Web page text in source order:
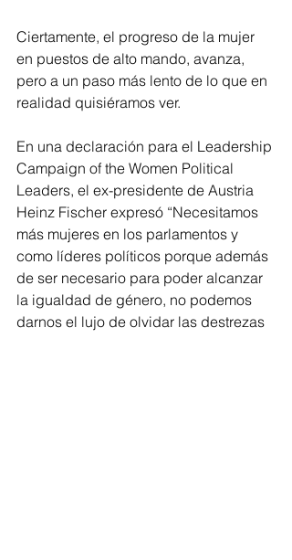
Ciertamente, el progreso de la mujer
en puestos de alto mando, avanza,
pero a un paso más lento de lo que en
realidad quisiéramos ver.
En una declaración para el Leadership
Campaign of the Women Political
Leaders, el ex-presidente de Austria
Heinz Fischer expresó “Necesitamos
más mujeres en los parlamentos y
como líderes políticos porque además
de ser necesario para poder alcanzar
la igualdad de género, no podemos
darnos el lujo de olvidar las destrezas